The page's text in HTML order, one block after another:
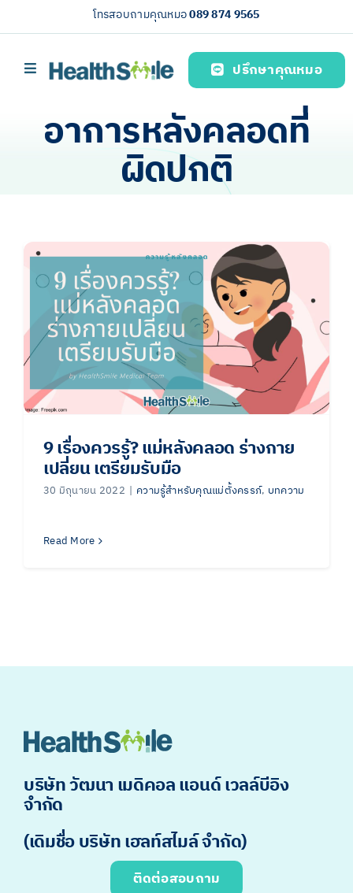
to
โทรสอบถามคุณหมอ089 874 9565
Toggle
บริการของเรา (Our services)
ไทย
ปรึกษาคุณหมอ
อาการหลังคลอดที่
ผิดปกติ
9 เรื่องควรรู้? แม่หลังคลอด ร่างกาย
เปลี่ยน เตรียมรับมือ
30 มิถุนายน 2022 | ความรู้สำหรับคุณแม่ตั้งครรภ์, บทความ
Read More
บริษัท วัฒนา เมดิคอล แอนด์ เวลล์บีอิง
จำกัด
(เดิมชื่อ บริษัท เฮลท์สไมล์ จำกัด)
ติดต่อสอบถาม